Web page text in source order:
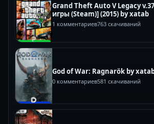
Grand Theft Auto V Legacy
игры (Steam)] (2015) by xatab
1 комментариев763 скачиваний
God of War: Ragnarök by
0 комментариев581 скачиваний